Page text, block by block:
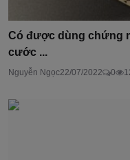
Có được dùng chứng
cước ...
Nguyễn Ngọc22/07/2022 0